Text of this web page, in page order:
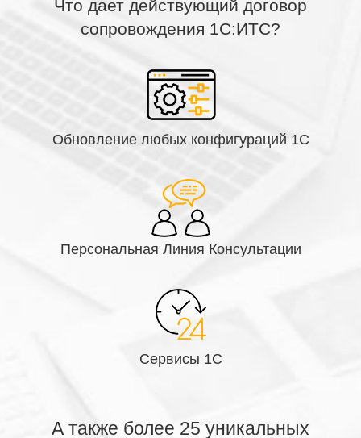
лицензиях любого уровня (см. ниже список всех
лицензий).
не только формат *.xls но и *.xlsx.
Для внедрения с обменом текстовыми файлами
Совместимое программное
Перечень поддерживаемых
конфигураций, Для
самостоятельной интеграции
«Интеграция через OLE/COM» (Windows XP, Vista,
«TXT, CSV, Excel» (2009-2013)
«Самостоятельная интеграция конфигурации на
Что дает действующий договор
сопровождения 1С:ИТС?
Обновление любых конфигураций 1С
Персональная Линия Консультации
Сервисы 1С
А также более 25 уникальных